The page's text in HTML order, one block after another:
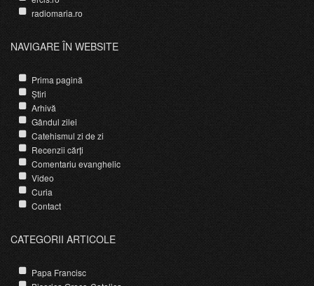
radiomaria.ro
NAVIGARE ÎN WEBSITE
Prima pagină
Știri
Arhivă
Gândul zilei
Catehismul zi de zi
Recenzii cărți
Comentariu evanghelic
Video
Curia
Contact
CATEGORII ARTICOLE
Papa Francisc